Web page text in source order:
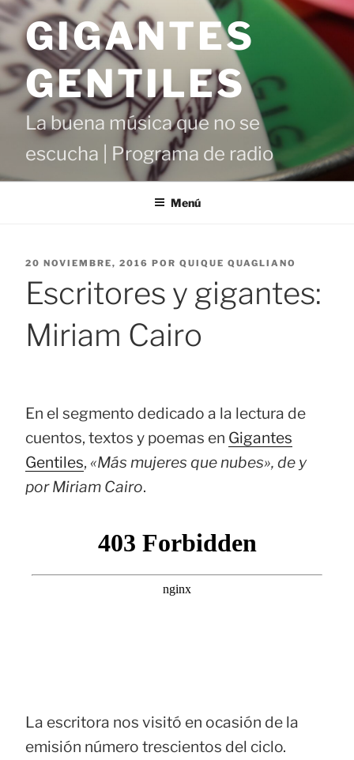
Saltar
contenido
GIGANTES
GENTILES
La buena música que no se
escucha | Programa de radio
Menú
PUBLICADO
20 NOVIEMBRE, 2016 POR QUIQUE QUAGLIANO
Escritores y gigantes:
Miriam Cairo
En el segmento dedicado a la lectura de
cuentos, textos y poemas en Gigantes
Gentiles, «Más mujeres que nubes», de y
por Miriam Cairo.
La escritora nos visitó en ocasión de la
emisión número trescientos del ciclo.